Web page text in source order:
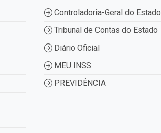
Controladoria-Geral do Estado
Tribunal de Contas do Estado
Diário Oficial
MEU INSS
PREVIDÊNCIA